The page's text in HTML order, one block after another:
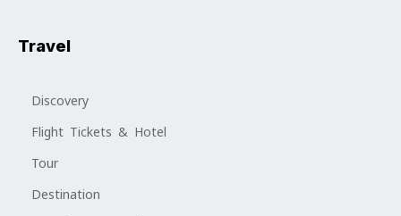
Travel
Discovery
Flight Tickets & Hotel
Tour
Destination